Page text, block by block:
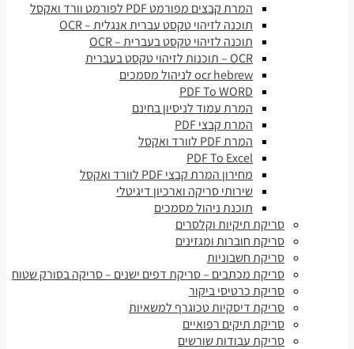
המרת קבצים מפורמט PDF לפורמט וורד ואקסל
תוכנה לזיהוי טקסט עברית אנגלית – OCR
תוכנה לזיהוי טקסט בעברית – OCR
OCR – תוכנות לזיהוי טקסט בעברית
ocr hebrew לניהול מסמכים
PDF To WORD
המרת עמוד לניסיון בחינם
המרת קבצי PDF
המרת PDF לוורד ואקסל
PDF To Excel
מחירון המרת קבצי PDF לוורד ואקסל
שירותי סריקה וארכיון דיגיטלי
תוכנת ניהול מסמכים
סריקת תיקיות וקלסרים
סריקת חוברות ומגזינים
סריקת חשבוניות
סריקת מכתבים – סריקת דפים ישנים – סריקה בסורק שטוח
סריקת כרטיסי ביקור
סריקת דיסקיות טכוגרף למשאיות
סריקת תיקים רפואיים
סריקת עבודות שורשים